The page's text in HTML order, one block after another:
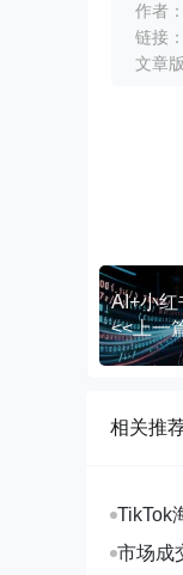
作者
链接
文章
<<上一
相关推
TikTok
字人，
市场成